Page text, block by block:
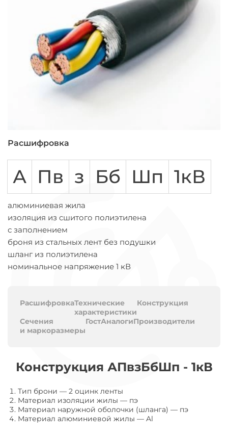
Расшифровка
А Пв з Бб Шп 1кВ
алюминиевая жила
изоляция из сшитого полиэтилена
с заполнением
броня из стальных лент без подушки
шланг из полиэтилена
номинальное напряжение 1 кВ
РасшифровкаТехнические
характеристики
Конструкция
Сечения
и маркоразмеры
ГостАналогиПроизводители
Конструкция АПвзБбШп - 1кВ
Тип брони — 2 оцинк ленты
Материал изоляции жилы — пэ
Материал наружной оболочки (шланга) — пэ
Материал алюминиевой жилы — Al